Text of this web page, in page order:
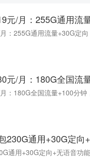
元/月：255G通用
元/月：180G全国流